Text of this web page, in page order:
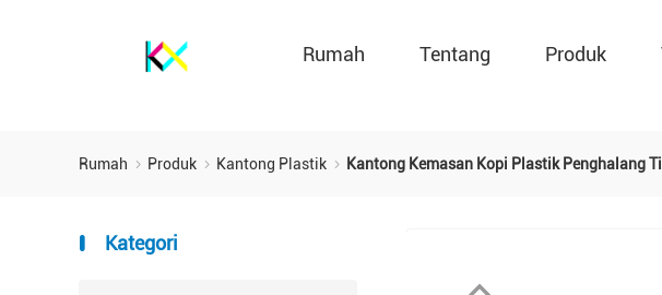
Rumah Tentang Produk
Rumah Produk Kantong Plastik Kantong Kemasan Kopi Plastik Penghalang
Kategori